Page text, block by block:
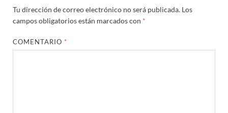
Tu dirección de correo electrónico no será publicada. Los
campos obligatorios están marcados con *
COMENTARIO *